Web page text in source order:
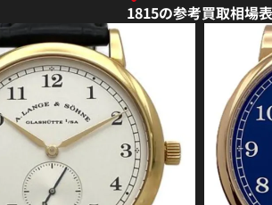
1815の参考買取相場表